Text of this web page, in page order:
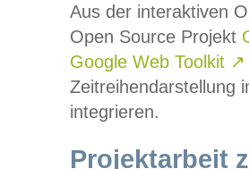
Aus der interaktiven
Open Source Projekt
Google Web Toolkit ↗
Zeitreihendarstellung
integrieren.
Projektarbeit